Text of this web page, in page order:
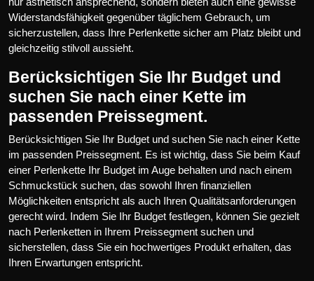
Widerstandsfähigkeit gegenüber täglichem Gebrauch, um
sicherzustellen, dass Ihre Perlenkette sicher am Platz bleibt und
gleichzeitig stilvoll aussieht.
Berücksichtigen Sie Ihr Budget und
suchen Sie nach einer Kette im
passenden Preissegment.
Berücksichtigen Sie Ihr Budget und suchen Sie nach einer Kette
im passenden Preissegment. Es ist wichtig, dass Sie beim Kauf
einer Perlenkette Ihr Budget im Auge behalten und nach einem
Schmuckstück suchen, das sowohl Ihren finanziellen
Möglichkeiten entspricht als auch Ihren Qualitätsanforderungen
gerecht wird. Indem Sie Ihr Budget festlegen, können Sie gezielt
nach Perlenketten in Ihrem Preissegment suchen und
sicherstellen, dass Sie ein hochwertiges Produkt erhalten, das
Ihren Erwartungen entspricht.